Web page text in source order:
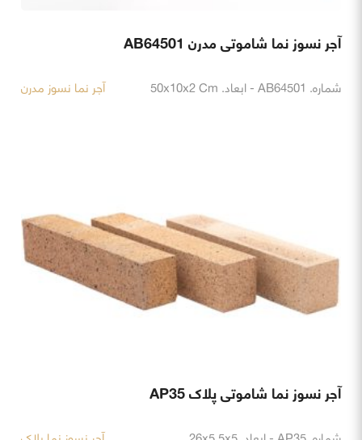
آجر نسوز نما شاموتی مدرن AB64501
شماره. AB64501 - ابعاد. 50x10x2 Cm آجر نما نسوز مدرن
آجر نسوز نما شاموتی پلاک AP35